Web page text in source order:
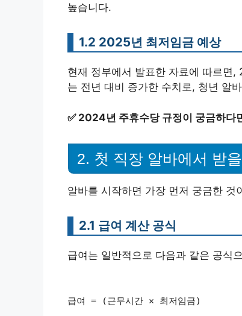
높습니다.
1.2 2025년 최저임금 예상
현재 정부에서 발표한 자료에 따르면
는 전년 대비 증가한 수치로, 청년 알
✅ 2024년 주휴수당 규정이 궁금하다
2. 첫 직장 알바에서 받
알바를 시작하면 가장 먼저 궁금한
2.1 급여 계산 공식
급여는 일반적으로 다음과 같은 공식
급여 = (근무시간 × 최저임금)